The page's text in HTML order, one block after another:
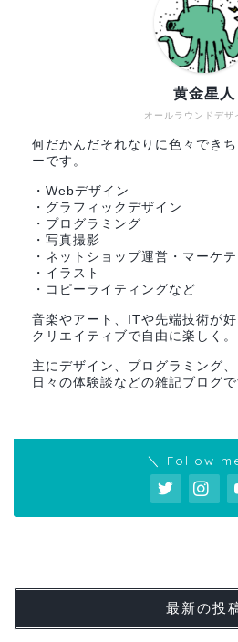
オールラウンドデザ
黄金星人
何だかんだそれなりに色々でき
ーです。
・Webデザイン
・グラフィックデザイン
・プログラミング
・写真撮影
・ネットショップ運営・マーケ
・イラスト
・コピーライティングなど
音楽やアート、ITや先端技術が好
クリエイティブで自由に楽しく。
主にデザイン、プログラミング
日々の体験談などの雑記ブログで
＼ Follow
最新の投